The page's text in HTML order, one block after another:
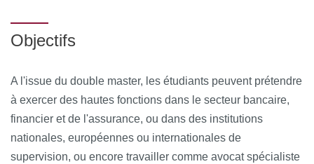
Découvrez l'ensemble du programme (Unités
Objectifs
A l'issue du double master, les étudiants peuvent prétendre
à exercer des hautes fonctions dans le secteur bancaire,
financier et de l'assurance, ou dans des institutions
nationales, européennes ou internationales de
supervision, ou encore travailler comme avocat spécialiste